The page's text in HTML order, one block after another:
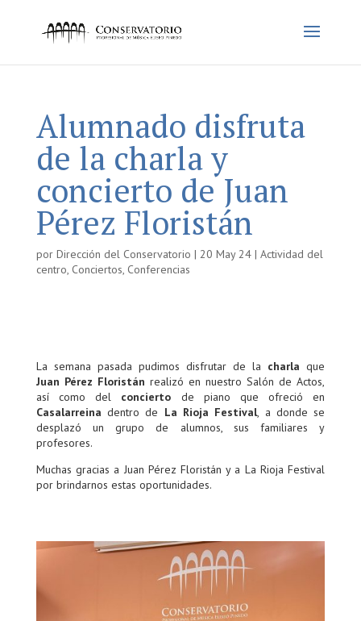
Alumnado disfruta
de la charla y
concierto de Juan
Pérez Floristán
por Dirección del Conservatorio | 20 May 24| Actividad del
centro, Conciertos, Conferencias
La semana pasada pudimos disfrutar de la charla que
Juan Pérez Floristán realizó en nuestro Salón de Actos,
así como del concierto de piano que ofreció en
Casalarreina dentro de La Rioja Festival, a donde se
desplazó un grupo de alumnos, sus familiares y
profesores.
Muchas gracias a Juan Pérez Floristán y a La Rioja Festival
por brindarnos estas oportunidades.